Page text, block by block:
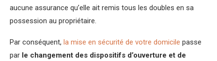
aucune assurance qu’elle ait remis tous les doubles en sa
possession au propriétaire.
Par conséquent, la mise en sécurité de votre domicile passe
par le changement des dispositifs d’ouverture et de